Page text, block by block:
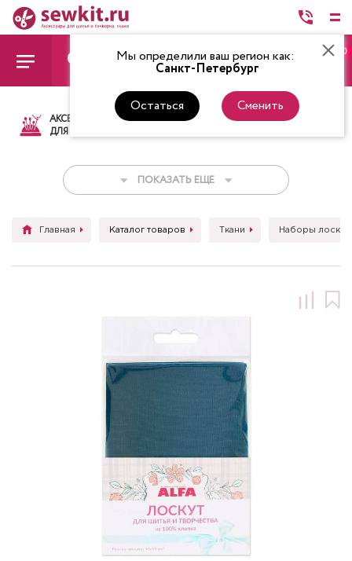
Мы определили ваш регион как:
Санкт-Петербург
Остаться Сменить
0
АКСЕССУАРЫ
ДЛЯ ШИТЬЯ
ТКАНИ НИТКИ
ПОКАЗАТЬ ЕЩЕ
Главная Каталог товаров Ткани Наборы